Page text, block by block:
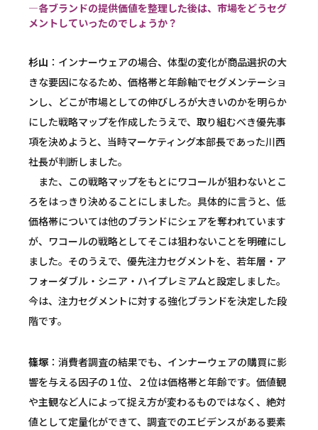
―各ブランドの提供価値を整理した後は、市場をどうセグ
メントしていったのでしょうか？
杉山 ：インナーウェアの場合、体型の変化が商品選択の大
きな要因になるため、価格帯と年齢軸でセグメンテーショ
ンし、どこが市場としての伸びしろが大きいのかを明らか
にした戦略マップを作成したうえで、取り組むべき優先事
項を決めようと、当時マーケティング本部長であった川西
社長が判断しました。
また、この戦略マップをもとにワコールが狙わないとこ
ろをはっきり決めることにしました。具体的に言うと、低
価格帯については他のブランドにシェアを奪われています
が、ワコールの戦略としてそこは狙わないことを明確にし
ました。そのうえで、優先注力セグメントを、若年層・ア
フォーダブル・シニア・ハイプレミアムと設定しました。
今は、注力セグメントに対する強化ブランドを決定した段
階です。
篠塚 ：消費者調査の結果でも、インナーウェアの購買に影
響を与える因子の１位、２位は価格帯と年齢です。価値観
や主観など人によって捉え方が変わるものではなく、絶対
値として定量化ができて、調査でのエビデンスがある要素